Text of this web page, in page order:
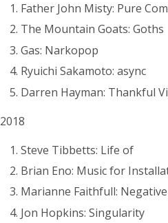
Father John Misty: Pure
The Mountain Goats: Goths
Gas: Narkopop
Ryuichi Sakamoto: async
Darren Hayman: Thankful
2018
Steve Tibbetts: Life of
Brian Eno: Music for
Marianne Faithfull:
Jon Hopkins: Singularity